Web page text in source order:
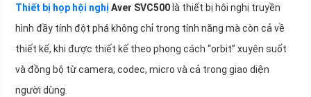
Thiết bị họp hội nghị Aver SVC500 là thiết bị hội nghị truyền
hình đầy tính đột phá không chỉ trong tính năng mà còn cả về
thiết kế, khi được thiết kế theo phong cách “orbit” xuyên suốt
và đồng bộ từ camera, codec, micro và cả trong giao diện
người dùng.